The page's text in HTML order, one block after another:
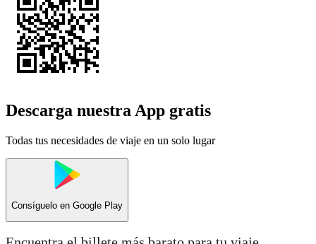
Descarga nuestra App gratis
Todas tus necesidades de viaje en un solo lugar
Consíguelo en Google Play